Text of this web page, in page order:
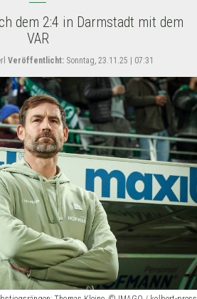
dem 2:4 in Darmstadt mit dem
VAR
Veröffentlicht:Sonntag, 23.11.25 | 07:31